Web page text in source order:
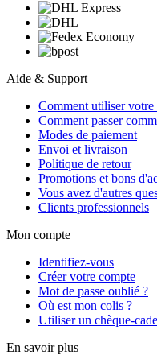
Aide & Support
Comment utiliser votre
Comment passer
Modes de paiement
Envoi et livraison
Politique de retour
Promotions et bons
Vous avez d'autres
Clients professionnels
Mon compte
Identifiez-vous
Créer votre compte
Mot de passe oublié ?
Où est mon colis ?
Utiliser un chèque-
En savoir plus